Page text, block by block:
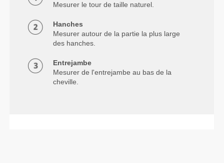
Mesurer le tour de taille naturel.
Hanches
Mesurer autour de la partie la plus large
des hanches.
Entrejambe
Mesurer de l'entrejambe au bas de la
cheville.